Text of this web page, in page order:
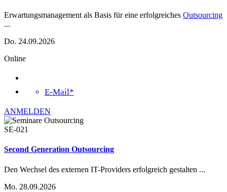
Erwartungsmanagement als Basis für eine erfolgreiches Outsourcing
...
Do. 24.09.2026
Online
E-Mail*
ANMELDEN
SE-021
Second Generation Outsourcing
Den Wechsel des externen IT-Providers erfolgreich gestalten ...
Mo. 28.09.2026